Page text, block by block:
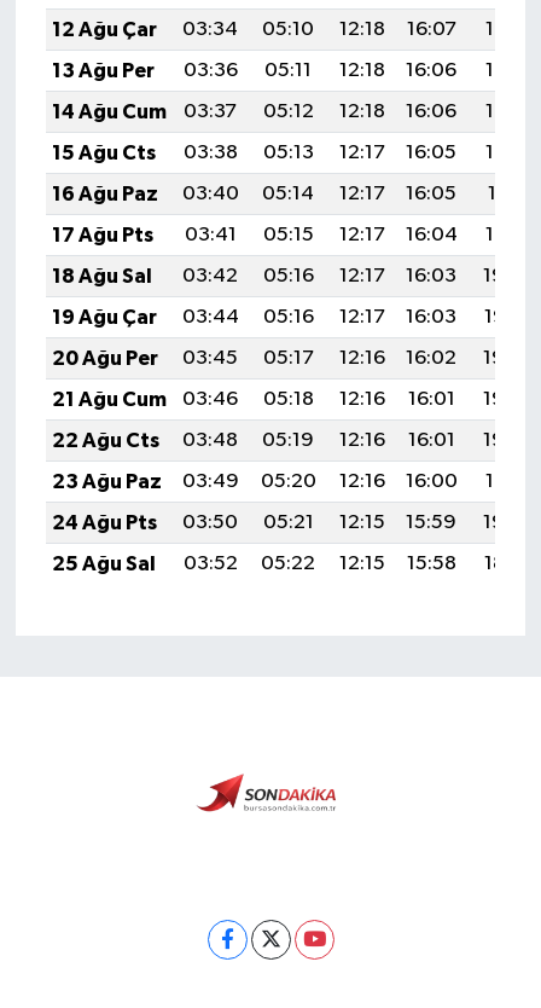
12 Ağu Çar
03:34 05:10 12:18 16:07
19:16
13 Ağu Per
03:36 05:11 12:18 16:06
19:15
14 Ağu Cum
03:37 05:12 12:18 16:06
19:14
15 Ağu Cts
03:38 05:13 12:17 16:05
19:12
16 Ağu Paz
03:40 05:14 12:17 16:05
19:11
17 Ağu Pts
03:41 05:15 12:17 16:04
19:10
18 Ağu Sal
03:42 05:16 12:17 16:03
19:08
19 Ağu Çar
03:44 05:16 12:17 16:03
19:07
20 Ağu Per
03:45 05:17 12:16 16:02
19:05
21 Ağu Cum
03:46 05:18 12:16 16:01
19:04
22 Ağu Cts
03:48 05:19 12:16 16:01
19:03
23 Ağu Paz
03:49 05:20 12:16 16:00
19:01
24 Ağu Pts
03:50 05:21 12:15 15:59
19:00
25 Ağu Sal
03:52 05:22 12:15 15:58 18:58